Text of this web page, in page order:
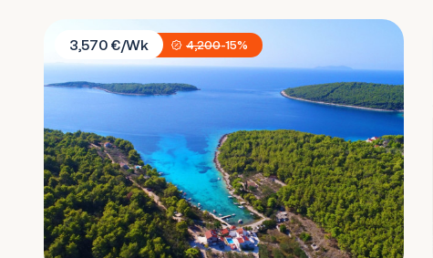
Villa Green Bay
3,570 €/Wk
4,200-15%